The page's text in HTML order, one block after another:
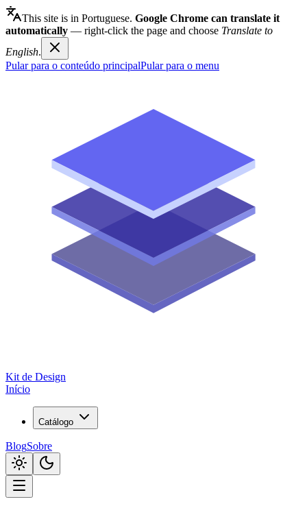
This site is in Portuguese. Google Chrome can translate it
automatically — right-click the page and choose Translate to
English.
Pular para o conteúdo principalPular para o menu
Kit de Design
Início
Catálogo
BlogSobre